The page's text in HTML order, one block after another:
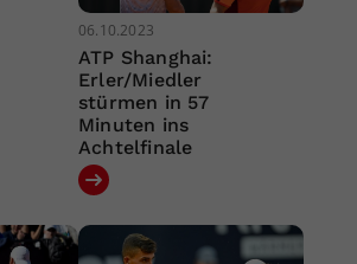
06.10.2023
ATP Shanghai:
Erler/Miedler
stürmen in 57
Minuten ins
Achtelfinale